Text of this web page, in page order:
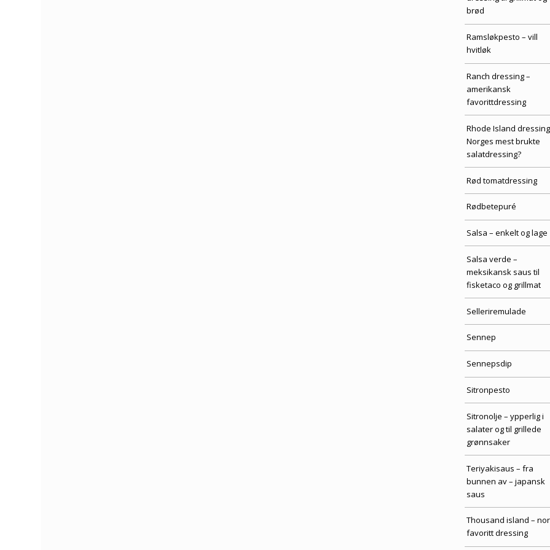
brød
Ramsløkpesto – vill
hvitløk
Ranch dressing –
amerikansk
favorittdressing
Rhode Island
Norges mest brukte
salatdressing?
Rød tomatdressing
Rødbetepuré
Salsa – enkelt og lage
Salsa verde –
meksikansk saus til
fisketaco og grillmat
Selleriremulade
Sennep
Sennepsdip
Sitronpesto
Sitronolje – ypperlig i
salater og til grillede
grønnsaker
Teriyakisaus – fra
bunnen av – japansk
saus
Thousand island –
favoritt dressing